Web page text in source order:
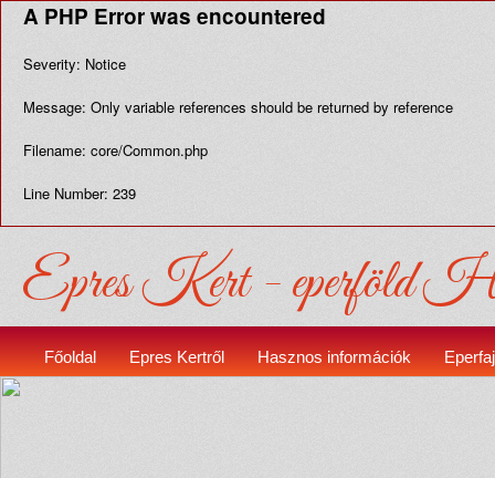
A PHP Error was encountered
Severity: Notice
Message: Only variable references should be returned by reference
Filename: core/Common.php
Line Number: 239
Epres Kert - eperföld
Főoldal Epres Kertről Hasznos információk